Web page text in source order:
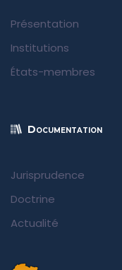
Présentation
Institutions
États-membres
Documentation
Jurisprudence
Doctrine
Actualité